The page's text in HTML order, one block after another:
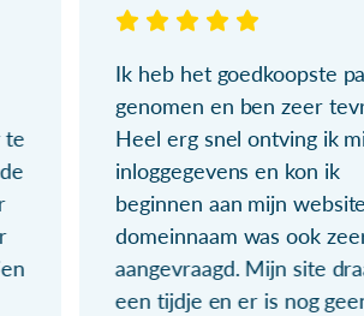
te
Ik heb het goedkoopste
genomen en ben zeer
Heel erg snel ontving ik
inloggegevens en kon ik
beginnen aan mijn
domeinnaam was ook
aangevraagd. Mijn site
een tijdje en er is nog